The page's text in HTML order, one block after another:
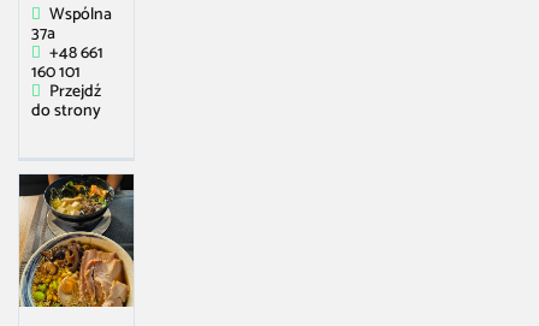
Wspólna
37a
+48 661
160 101
Przejdź
do strony